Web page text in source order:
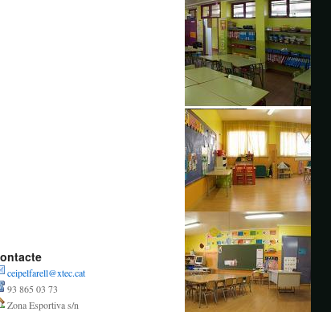
ceipelfarell@xtec.cat
93 865 03 73
Zona Esportiva s/n